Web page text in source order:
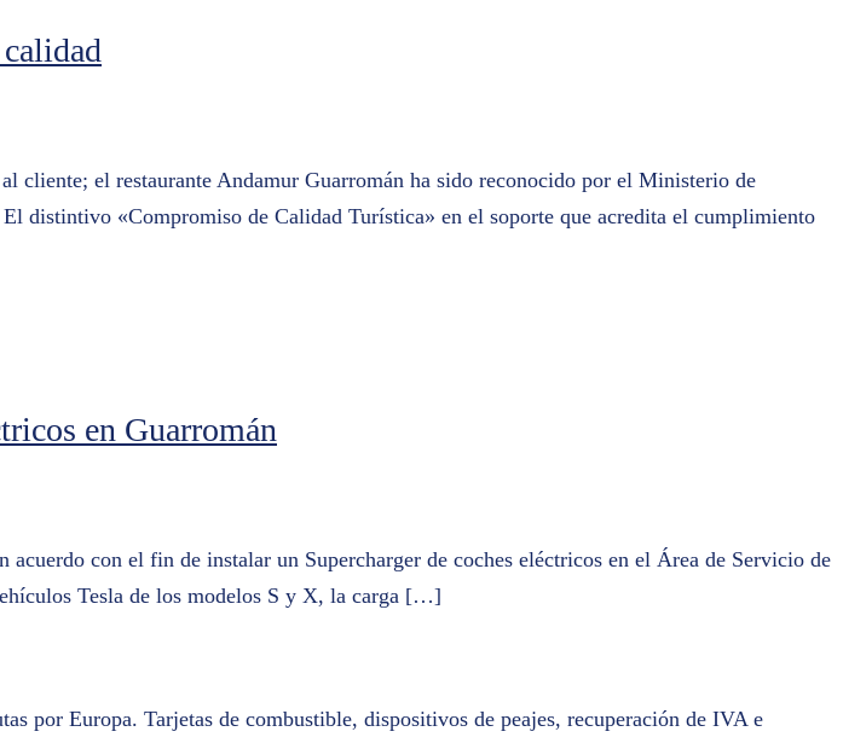
cliente; el restaurante Andamur Guarromán ha sido reconocido por el Ministerio de
distintivo «Compromiso de Calidad Turística» en el soporte que acredita el cumplimiento
en Guarromán
con el fin de instalar un Supercharger de coches eléctricos en el Área de Servicio de
Tesla de los modelos S y X, la carga […]
por Europa. Tarjetas de combustible, dispositivos de peajes, recuperación de IVA e